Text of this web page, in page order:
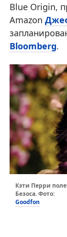
Blue Origin,
Amazon
Bloomberg.
Кэти Перри
Безоса. Фото:
Goodfon